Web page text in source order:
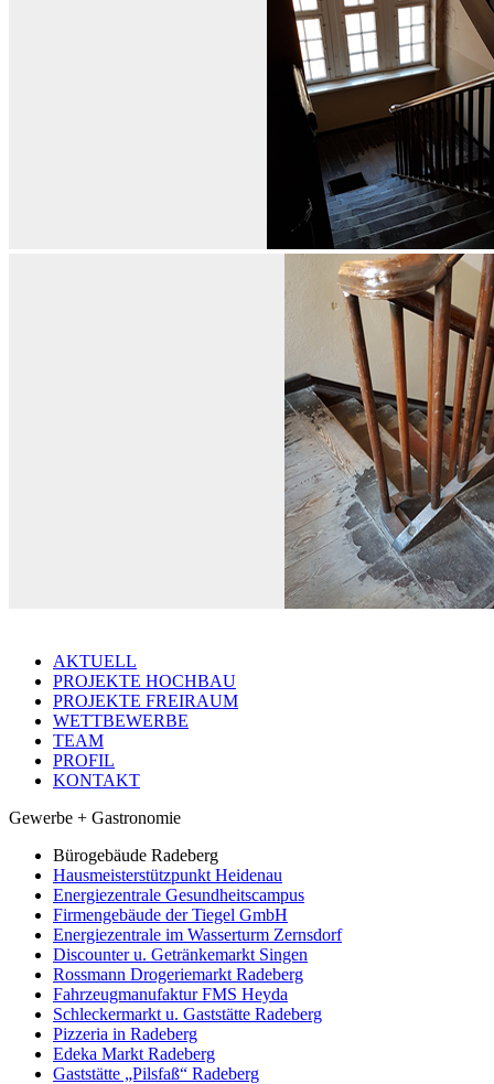
AKTUELL
PROJEKTE HOCHBAU
PROJEKTE FREIRAUM
WETTBEWERBE
TEAM
PROFIL
KONTAKT
Gewerbe + Gastronomie
Bürogebäude Radeberg
Hausmeisterstützpunkt Heidenau
Energiezentrale Gesundheitscampus
Firmengebäude der Tiegel GmbH
Energiezentrale im Wasserturm Zernsdorf
Discounter u. Getränkemarkt Singen
Rossmann Drogeriemarkt Radeberg
Fahrzeugmanufaktur FMS Heyda
Schleckermarkt u. Gaststätte Radeberg
Pizzeria in Radeberg
Edeka Markt Radeberg
Gaststätte „Pilsfaß“ Radeberg